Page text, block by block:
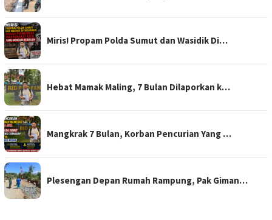
Miris! Propam Polda Sumut dan Wasidik Di…
Hebat Mamak Maling, 7 Bulan Dilaporkan k…
Mangkrak 7 Bulan, Korban Pencurian Yang …
Plesengan Depan Rumah Rampung, Pak Giman…